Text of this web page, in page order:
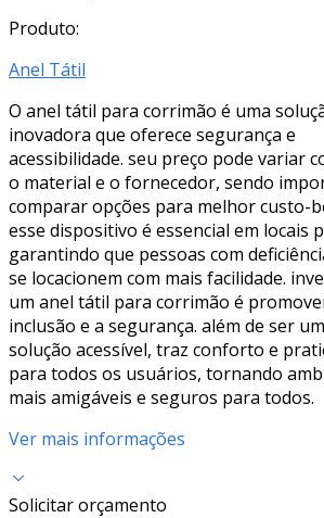
Produto:
Anel Tátil
O anel tátil para corrimão é uma
inovadora que oferece segurança e
acessibilidade. seu preço pode variar
o material e o fornecedor, sendo
comparar opções para melhor custo-
esse dispositivo é essencial em locais
garantindo que pessoas com
se locacionem com mais facilidade.
um anel tátil para corrimão é
inclusão e a segurança. além de ser
solução acessível, traz conforto e
para todos os usuários, tornando
mais amigáveis e seguros para todos.
Ver mais informações
Solicitar orçamento